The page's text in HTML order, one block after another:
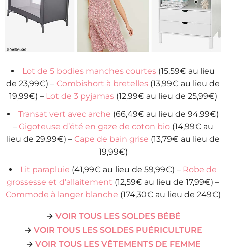
Lot de 5 bodies manches courtes (15,59€ au lieu
de 23,99€) – Combishort à bretelles (13,99€ au lieu de
19,99€) – Lot de 3 pyjamas(12,99€ au lieu de 25,99€)
Transat vert avec arche (66,49€ au lieu de 94,99€)
– Gigoteuse d’été en gaze de coton bio (14,99€ au
lieu de 29,99€) – Cape de bain grise (13,79€ au lieu de
19,99€)
Lit parapluie (41,99€ au lieu de 59,99€) – Robe de
grossesse et d’allaitement (12,59€ au lieu de 17,99€) –
Commode à langer blanche (174,30€ au lieu de 249€)
→ VOIR TOUS LES SOLDES BÉBÉ
→ VOIR TOUS LES SOLDES PUÉRICULTURE
→ VOIR TOUS LES VÊTEMENTS DE FEMME